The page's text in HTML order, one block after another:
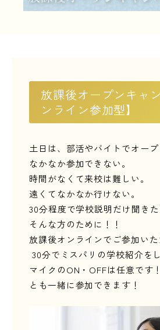
放課後オープンキャ
ンライン参加型】
土日は、部活やバイトでオー
なかなか参加できない。
時間がなくて来校は難しい。
遠くてなかなか行けない。
30分程度で学校説明だけ聞きた
そんな方のために！！
放課後オンラインでご参加いた
30分でミスパリの学校紹介を
マイクのON・OFFは任意です
とも一緒に参加できます！